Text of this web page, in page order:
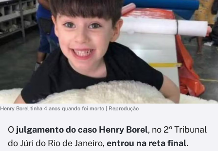
Henry Borel tinha 4 anos quando foi morto | Reprodução
O julgamento do caso Henry Borel, no 2º Tribunal
do Júri do Rio de Janeiro, entrou na reta final.